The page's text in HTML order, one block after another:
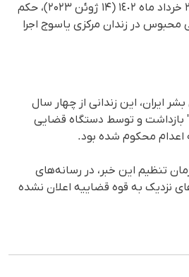
سحرگاه روز چهارشنبه ٢۴ خرداد ماه ١٤٠٢ (١۴ ژوئن ‌۲۰۲۳)، حکم
محبوس در زندان مرکزی یاسوج اجرا
ایران، این زندانی از چهار سال
بازداشت و توسط دستگاه قضایی
اعدام محکوم شده بود.
تنظیم این خبر، در رسانه‌های
نزدیک به قوه قضاییه اعلان نشده